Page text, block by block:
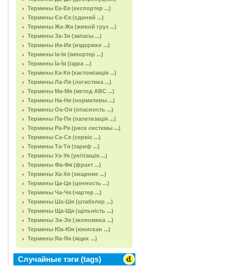
Термины Еа-Ея (експортер ...)
Термины Єа-Єя (єдиний ...)
Термины Жа-Жя (живой груз ...)
Термины За-Зя (запасы ...)
Термины Иа-Ия (издержки ...)
Термины Іа-Ія (імпортер ...)
Термины Їа-Їя (їздка ...)
Термины Ка-Кя (кастомізація ...)
Термины Ла-Ля (логистика ...)
Термины Ма-Мя (метод АВС ...)
Термины На-Ня (нормативы ...)
Термины Оа-Оя (опасность ...)
Термины Па-Пя (палетизація ...)
Термины Ра-Ря (риск системы ...)
Термины Са-Ся (сервіс ...)
Термины Та-Тя (тариф ...)
Термины Уа-Уя (унітізація ...)
Термины Фа-Фя (фрахт ...)
Термины Ха-Хя (хищение ...)
Термины Ца-Ця (ценность ...)
Термины Ча-Чя (чартер ...)
Термины Ша-Шя (штабелер ...)
Термины Ща-Щя (щільність ...)
Термины Эа-Эя (экономика ...)
Термины Юа-Юя (юнискан ...)
Термины Яа-Яя (ящик ...)
Случайные тэги (tags)